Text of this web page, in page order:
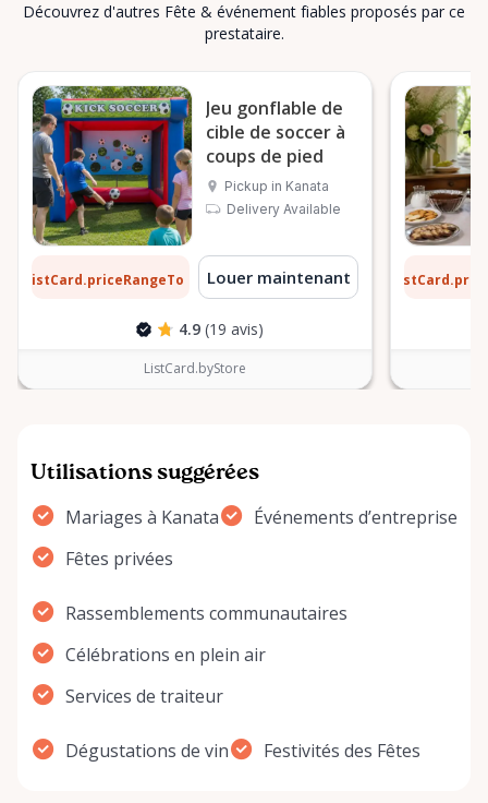
Découvrez d'autres Fête & événement fiables proposés par ce
prestataire.
Jeu gonflable de
cible de soccer à
coups de pied
Pickup in Kanata
Delivery Available
ListCard.priceRangeTo par jour
Louer maintenant
4.9 (19 avis)
ListCard.byStore
Utilisations suggérées
Mariages à Kanata
Événements d’entreprise
Fêtes privées
Rassemblements communautaires
Célébrations en plein air
Services de traiteur
Dégustations de vin Festivités des Fêtes